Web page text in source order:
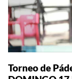
Torneo de